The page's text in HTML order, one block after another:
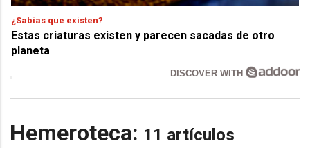
¿Sabías que existen?
Estas criaturas existen y parecen sacadas de otro
planeta
DISCOVER WITH
Hemeroteca: 11 artículos